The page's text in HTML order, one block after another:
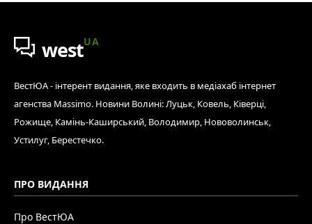
westUA
ВестЮА - інтерент видання, яке входить в медіахаб інтернет
агенства Massimo. Новини Волині: Луцьк, Ковель, Ківерці,
Рожище, Камінь-Каширський, Володимир, Нововолинськ,
Устилуг, Берестечко.
ПРО ВИДАННЯ
Про ВестЮА